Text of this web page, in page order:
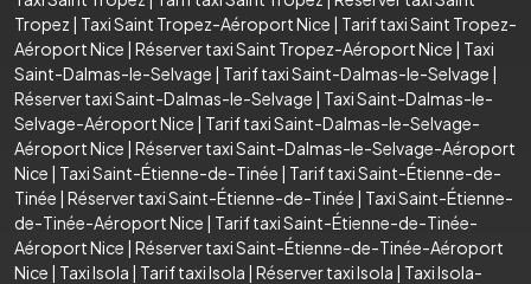
Tropez | Taxi Saint Tropez-Aéroport Nice | Tarif taxi Saint Tropez-
Aéroport Nice | Réserver taxi Saint Tropez-Aéroport Nice | Taxi
Saint-Dalmas-le-Selvage | Tarif taxi Saint-Dalmas-le-Selvage |
Réserver taxi Saint-Dalmas-le-Selvage | Taxi Saint-Dalmas-le-
Selvage-Aéroport Nice | Tarif taxi Saint-Dalmas-le-Selvage-
Aéroport Nice | Réserver taxi Saint-Dalmas-le-Selvage-Aéroport
Nice | Taxi Saint-Étienne-de-Tinée | Tarif taxi Saint-Étienne-de-
Tinée | Réserver taxi Saint-Étienne-de-Tinée | Taxi Saint-Étienne-
de-Tinée-Aéroport Nice | Tarif taxi Saint-Étienne-de-Tinée-
Aéroport Nice | Réserver taxi Saint-Étienne-de-Tinée-Aéroport
Nice | Taxi Isola | Tarif taxi Isola | Réserver taxi Isola | Taxi Isola-